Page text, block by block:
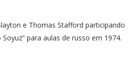
e Thomas Stafford participando
para aulas de russo em 1974.